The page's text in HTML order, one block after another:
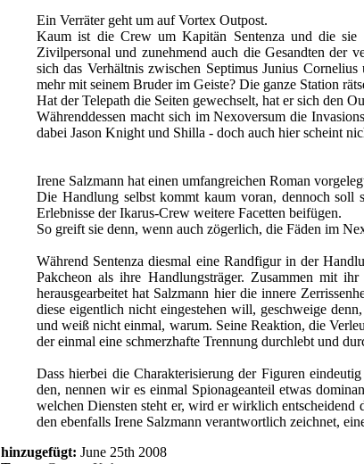
Ein Verräter geht um auf Vortex Outpost.
Kaum ist die Crew um Kapitän Sentenza und die sie
Zivilpersonal und zunehmend auch die Gesandten der
sich das Verhältnis zwischen Septimus Junius
mehr mit seinem Bruder im Geiste? Die ganze Station
Hat der Telepath die Seiten gewechselt, hat er sich den
Währenddessen macht sich im Nexoversum die
dabei Jason Knight und Shilla - doch auch hier scheint
Irene Salzmann hat einen umfangreichen Roman
Die Handlung selbst kommt kaum voran, dennoch soll
Erlebnisse der Ikarus-Crew weitere Facetten beifügen.
So greift sie denn, wenn auch zögerlich, die Fäden im
Während Sentenza diesmal eine Randfigur in der
Pakcheon als ihre Handlungsträger. Zusammen mit
herausgearbeitet hat Salzmann hier die innere
diese eigentlich nicht eingestehen will, geschweige
und weiß nicht einmal, warum. Seine Reaktion, die
der einmal eine schmerzhafte Trennung durchlebt und
Dass hierbei die Charakterisierung der Figuren
den, nennen wir es einmal Spionageanteil etwas
welchen Diensten steht er, wird er wirklich entscheidend
den ebenfalls Irene Salzmann verantwortlich zeichnet,
hinzugefügt: June 25th 2008